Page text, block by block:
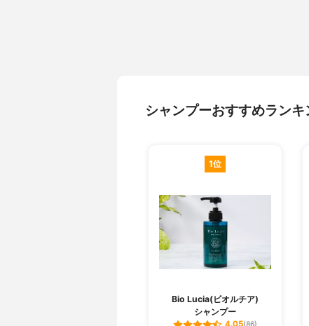
シャンプーおすすめランキ
1位
Bio Lucia(ビオルチア)
シャンプー